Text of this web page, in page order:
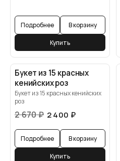
Подробнее В корзину
Купить
Букет из 15 красных
кенийских роз
Букет из 15 красных кенийских
роз
2 670₽ 2 400 ₽
Подробнее В корзину
Купить